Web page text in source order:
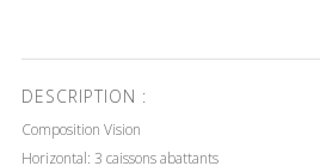
DESCRIPTION :
Composition Vision
Horizontal: 3 caissons abattants